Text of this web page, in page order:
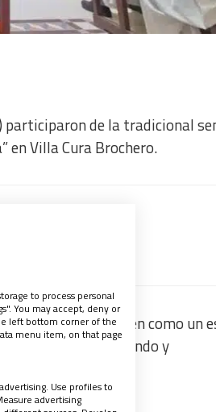
participaron de la tradicional
en Villa Cura Brochero.
que se traducen como un
y seguir animando y
to process personal
You may accept, deny or
left bottom corner of the
menu item, on that page
Use profiles to
advertising